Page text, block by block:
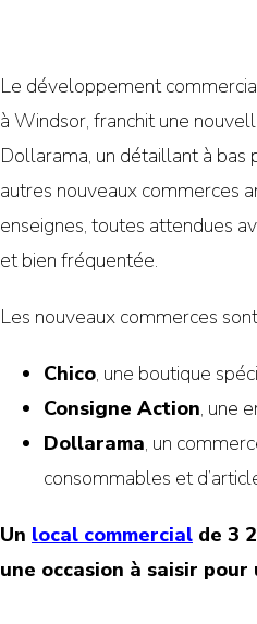
Le développement
à Windsor, franchit une
Dollarama, un détaillant à bas
autres nouveaux commerces
enseignes, toutes attendues
et bien fréquentée.
Les nouveaux commerces
Chico, une boutique
Consigne Action, une
Dollarama, un
consommables et
Un local commercial de 3
une occasion à saisir